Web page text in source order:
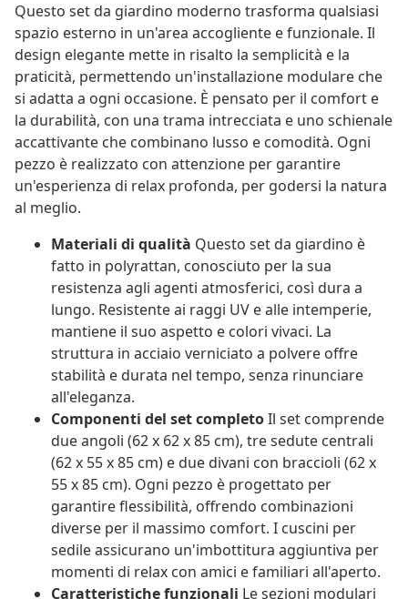
Questo set da giardino moderno trasforma qualsiasi
spazio esterno in un'area accogliente e funzionale. Il
design elegante mette in risalto la semplicità e la
praticità, permettendo un'installazione modulare che
si adatta a ogni occasione. È pensato per il comfort e
la durabilità, con una trama intrecciata e uno schienale
accattivante che combinano lusso e comodità. Ogni
pezzo è realizzato con attenzione per garantire
un'esperienza di relax profonda, per godersi la natura
al meglio.
Materiali di qualità Questo set da giardino è
fatto in polyrattan, conosciuto per la sua
resistenza agli agenti atmosferici, così dura a
lungo. Resistente ai raggi UV e alle intemperie,
mantiene il suo aspetto e colori vivaci. La
struttura in acciaio verniciato a polvere offre
stabilità e durata nel tempo, senza rinunciare
all'eleganza.
Componenti del set completoIl set comprende
due angoli (62 x 62 x 85 cm), tre sedute centrali
(62 x 55 x 85 cm) e due divani con braccioli (62 x
55 x 85 cm). Ogni pezzo è progettato per
garantire flessibilità, offrendo combinazioni
diverse per il massimo comfort. I cuscini per
sedile assicurano un'imbottitura aggiuntiva per
momenti di relax con amici e familiari all'aperto.
Caratteristiche funzionali Le sezioni modulari